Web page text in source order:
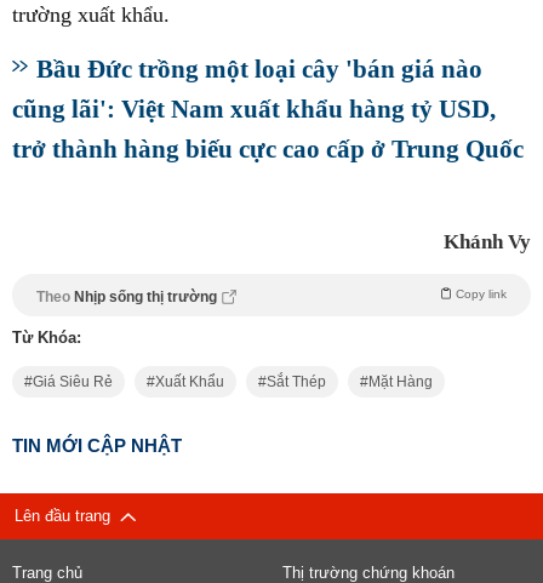
trường xuất khẩu.
Bầu Đức trồng một loại cây 'bán giá nào
cũng lãi': Việt Nam xuất khẩu hàng tỷ USD,
trở thành hàng biếu cực cao cấp ở Trung Quốc
Khánh Vy
Theo Nhịp sống thị trường Copy link
Từ Khóa:
Giá Siêu Rẻ Xuất Khẩu Sắt Thép Mặt Hàng
TIN MỚI CẬP NHẬT
Lên đầu trang
Trang chủ Thị trường chứng khoán